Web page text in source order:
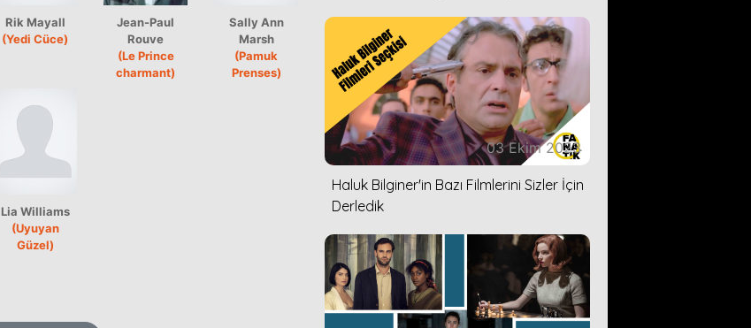
Rik Mayall
(Yedi Cüce)
Jean-Paul
Rouve
(Le Prince
charmant)
Sally Ann
Marsh
(Pamuk
Prenses)
Lia Williams
(Uyuyan
Güzel)
03 Ekim 2023
Haluk Bilginer'in Bazı Filmlerini Sizler İçin
Derledik